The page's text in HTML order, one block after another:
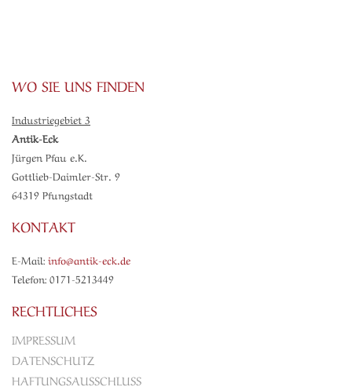
WO SIE UNS FINDEN
Industriegebiet 3
Antik-Eck
Jürgen Pfau e.K.
Gottlieb-Daimler-Str. 9
64319 Pfungstadt
KONTAKT
E-Mail: info@antik-eck.de
Telefon: 0171-5213449
RECHTLICHES
IMPRESSUM
DATENSCHUTZ
HAFTUNGSAUSSCHLUSS